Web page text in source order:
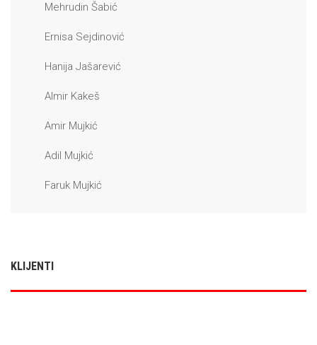
Mehrudin Šabić
Ernisa Sejdinović
Hanija Jašarević
Almir Kakeš
Amir Mujkić
Adil Mujkić
Faruk Mujkić
KLIJENTI